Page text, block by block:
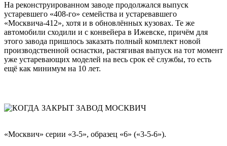
На реконструированном заводе продолжался выпуск
устаревшего «408-го» семейства и устаревавшего
«Москвича-412», хотя и в обновлённых кузовах. Те же
автомобили сходили и с конвейера в Ижевске, причём для
этого завода пришлось заказать полный комплект новой
производственной оснастки, растягивая выпуск на тот момент
уже устаревающих моделей на весь срок её службы, то есть
ещё как минимум на 10 лет.
«Москвич» серии «3-5», образец «6» («3-5-6»).